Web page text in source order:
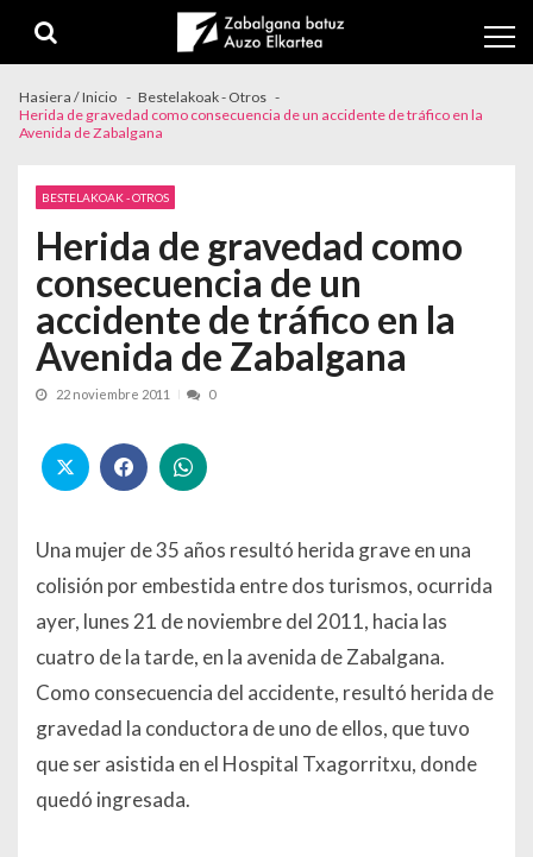
Hasiera / Inicio
Bestelakoak - Otros
Herida de gravedad como consecuencia de un accidente de tráfico en la
Avenida de Zabalgana
BESTELAKOAK - OTROS
Herida de gravedad como
consecuencia de un
accidente de tráfico en la
Avenida de Zabalgana
22 noviembre 2011 0
Una mujer de 35 años resultó herida grave en una
colisión por embestida entre dos turismos, ocurrida
ayer, lunes 21 de noviembre del 2011, hacia las
cuatro de la tarde, en la avenida de Zabalgana.
Como consecuencia del accidente, resultó herida de
gravedad la conductora de uno de ellos, que tuvo
que ser asistida en el Hospital Txagorritxu, donde
quedó ingresada.